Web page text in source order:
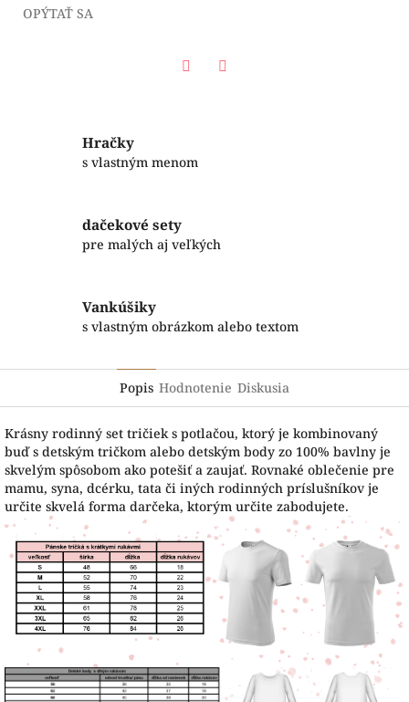
OPÝTAŤ SA
Hračky
s vlastným menom
dačekové sety
pre malých aj veľkých
Vankúšiky
s vlastným obrázkom alebo textom
Popis Hodnotenie Diskusia
Krásny rodinný set tričiek s potlačou, ktorý je kombinovaný
buď s detským tričkom alebo detským body zo 100% bavlny je
skvelým spôsobom ako potešiť a zaujať. Rovnaké oblečenie pre
mamu, syna, dcérku, tata či iných rodinných príslušníkov je
určite skvelá forma darčeka, ktorým určite zabodujete.